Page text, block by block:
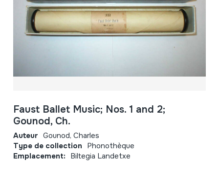
Faust Ballet Music; Nos. 1 and 2;
Gounod, Ch.
Auteur Gounod, Charles
Type de collection Phonothèque
Emplacement: Biltegia Landetxe